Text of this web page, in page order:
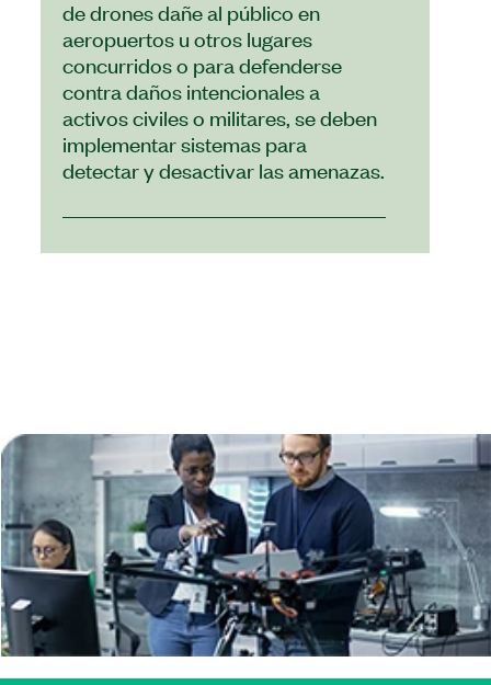
de drones dañe al público en
aeropuertos u otros lugares
concurridos o para defenderse
contra daños intencionales a
activos civiles o militares, se deben
implementar sistemas para
detectar y desactivar las amenazas.